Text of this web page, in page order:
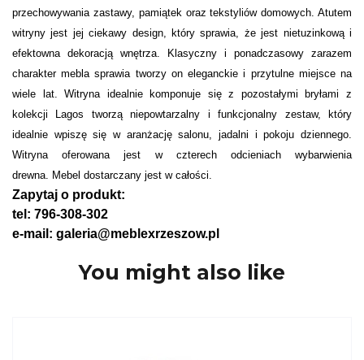
przechowywania zastawy, pamiątek oraz tekstyliów domowych. Atutem
witryny jest jej ciekawy design, który sprawia, że jest nietuzinkową i
efektowna dekoracją wnętrza. Klasyczny i ponadczasowy zarazem
charakter mebla sprawia tworzy on eleganckie i przytulne miejsce na
wiele lat. Witryna idealnie komponuje się z pozostałymi bryłami z
kolekcji Lagos tworzą niepowtarzalny i funkcjonalny zestaw, który
idealnie wpiszę się w aranżację salonu, jadalni i pokoju dziennego.
Witryna oferowana jest w czterech odcieniach wybarwienia
drewna. Mebel dostarczany jest w całości.
Zapytaj o produkt:
tel: 796-308-302
e-mail: galeria@meblexrzeszow.pl
You might also like